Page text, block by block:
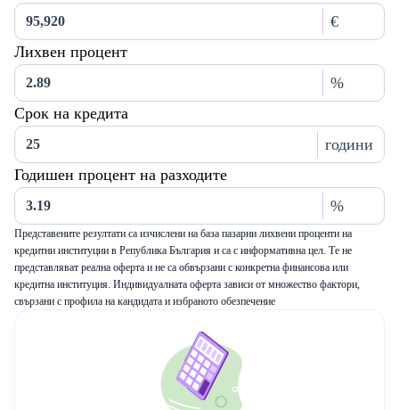
€
Лихвен процент
%
Срок на кредита
години
Годишен процент на разходите
%
Представените резултати са изчислени на база пазарни лихвени проценти на
кредитни институции в Република България и са с информативна цел. Те не
представляват реална оферта и не са обвързани с конкретна финансова или
кредитна институция. Индивидуалната оферта зависи от множество фактори,
свързани с профила на кандидата и избраното обезпечение